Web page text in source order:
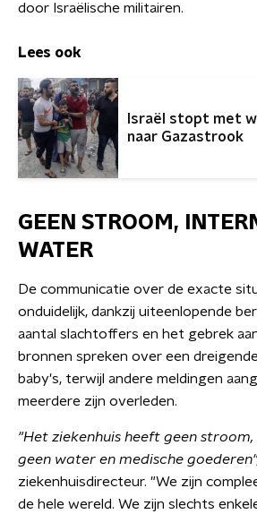
door Israëlische militairen.
Lees ook
Israël stopt met
naar Gazastrook
GEEN STROOM,
WATER
De communicatie over de exacte
onduidelijk, dankzij uiteenlopende
aantal slachtoffers en het gebrek
bronnen spreken over een
baby's, terwijl andere meldingen
meerdere zijn overleden.
"Het ziekenhuis heeft geen
geen water en medische
ziekenhuisdirecteur. "We zijn
de hele wereld. We zijn slechts